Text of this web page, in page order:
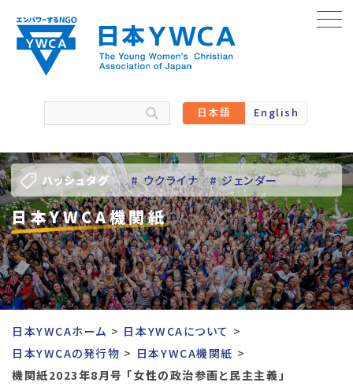
content
日本語 English
ハッシュタグ # ウクライナ # ジェンダー
# バーチャル訪問 # パレスチナ
# 人権 # 国際協力
# 地域YWCA # 平和
# 東日本大震災被災者支援
# 若い女性のリーダーシップ
日本YWCA機関紙
日本YWCAホーム
日本YWCAについて
日本YWCAの発行物
日本YWCA機関紙
機関紙2023年8月号 「女性の政治参画と民主主義」